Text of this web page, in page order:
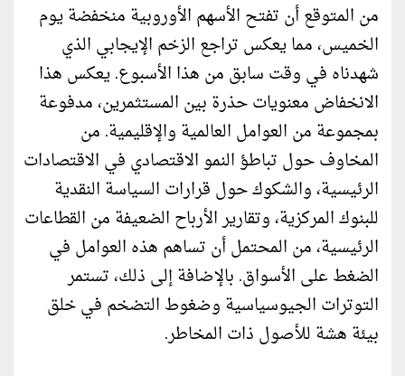
من المتوقع أن تفتح الأسهم الأوروبية منخفضة يوم
الخميس، مما يعكس تراجع الزخم الإيجابي الذي
شهدناه في وقت سابق من هذا الأسبوع. يعكس هذا
الانخفاض معنويات حذرة بين المستثمرين، مدفوعة
بمجموعة من العوامل العالمية والإقليمية. من
المخاوف حول تباطؤ النمو الاقتصادي في الاقتصادات
الرئيسية، والشكوك حول قرارات السياسة النقدية
للبنوك المركزية، وتقارير الأرباح الضعيفة من القطاعات
الرئيسية، من المحتمل أن تساهم هذه العوامل في
الضغط على الأسواق. بالإضافة إلى ذلك، تستمر
التوترات الجيوسياسية وضغوط التضخم في خلق
بيئة هشة للأصول ذات المخاطر.